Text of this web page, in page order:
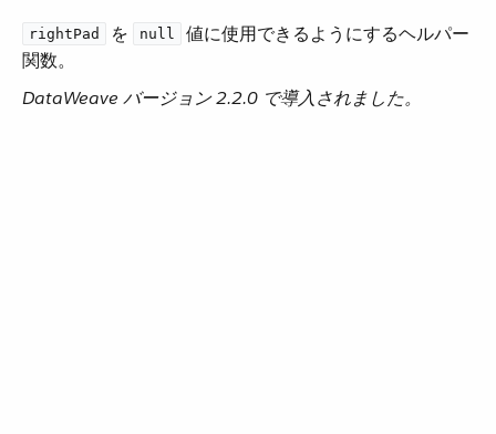
rightPad ​ を ​ null
​ 値に使用できるようにするヘルパー
関数。
DataWeave バージョン 2.2.0 で導入されました。